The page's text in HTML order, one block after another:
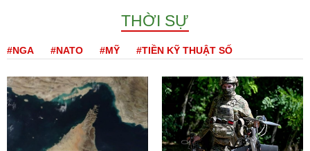
THỜI SỰ
#NGA #NATO #MỸ #TIỀN KỸ THUẬT SỐ